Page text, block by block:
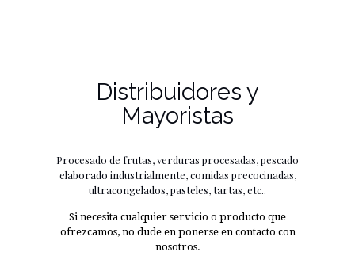
Distribuidores y
Mayoristas
Procesado de frutas, verduras procesadas, pescado
elaborado industrialmente, comidas precocinadas,
ultracongelados, pasteles, tartas, etc..
Si necesita cualquier servicio o producto que
ofrezcamos, no dude en ponerse en contacto con
nosotros.